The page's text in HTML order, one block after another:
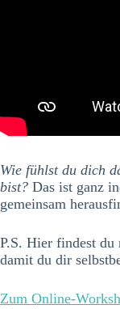
Wie fühlst du dich
bist? Das ist ganz
gemeinsam
P.S. Hier findest du
damit du dir
Zum Online-